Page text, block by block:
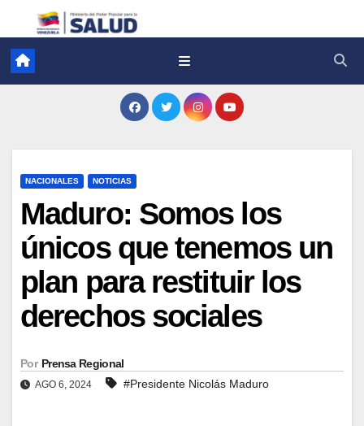
NACIONALES NOTICIAS
Maduro: Somos los
únicos que tenemos un
plan para restituir los
derechos sociales
Por Prensa Regional
AGO 6, 2024 #Presidente Nicolás Maduro